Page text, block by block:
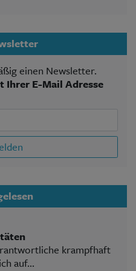
einen Newsletter.
Ihrer E-Mail Adresse
krampfhaft
auf...